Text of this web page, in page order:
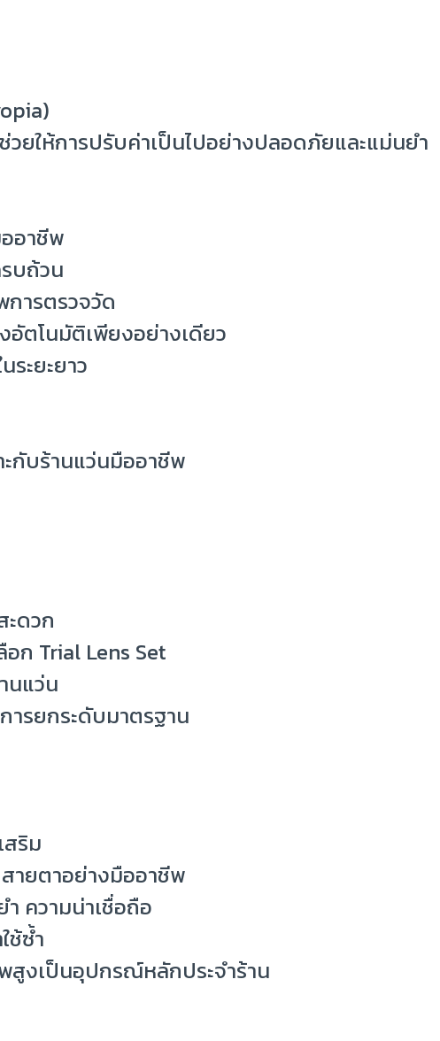
ยให้การปรับค่าเป็นไปอย่างปลอดภัยและแม่นยำ
อาชีพ
บถ้วน
ารตรวจวัด
อัตโนมัติเพียงอย่างเดียว
ะยะยาว
กับร้านแว่นมืออาชีพ
ดวก
ก Trial Lens Set
นแว่น
ารยกระดับมาตรฐาน
ริม
ายตาอย่างมืออาชีพ
ความน่าเชื่อถือ
ช้ซ้ำ
งเป็นอุปกรณ์หลักประจำร้าน